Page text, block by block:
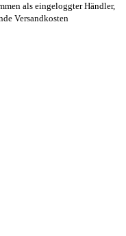
als eingeloggter Händler,
Versandkosten